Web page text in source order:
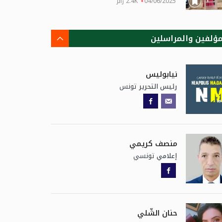
والمراسلين
نيابوليس
رئيس التحرير تونس
منصف كريمي
إعلامي تونسي
حنان الشّلي